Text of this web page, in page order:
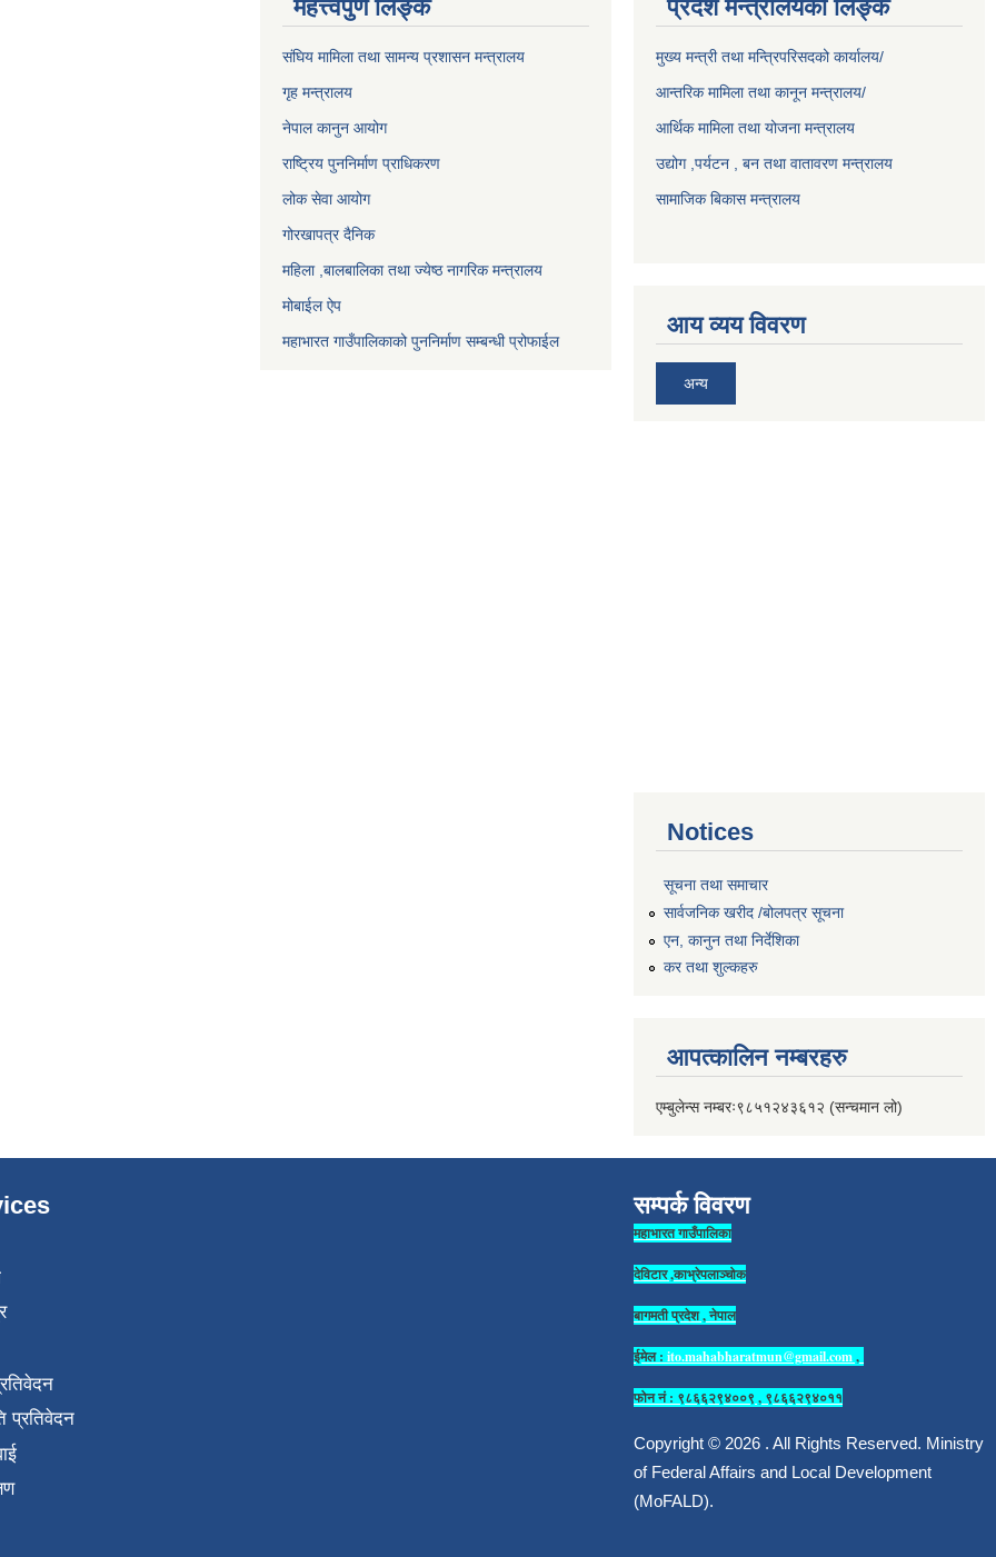
महत्त्वपुर्ण लिङ्क
संघिय मामिला तथा सामन्य प्रशासन मन्त्रालय
गृह मन्त्रालय
नेपाल कानुन आयोग
राष्ट्रिय पुननिर्माण प्राधिकरण
लोक सेवा आयोग
गोरखापत्र दैनिक
महिला ,बालबालिका तथा ज्येष्ठ नागरिक मन्त्रालय
मोबाईल ऐप
महाभारत गाउँपालिकाको पुननिर्माण सम्बन्धी प्रोफाईल
प्रदेश मन्त्रालयको लिङ्क
मुख्य मन्त्री तथा मन्त्रिपरिसदको कार्यालय/
आन्तरिक मामिला तथा कानून मन्त्रालय/
आर्थिक मामिला तथा योजना मन्त्रालय
उद्योग ,पर्यटन , बन तथा वातावरण मन्त्रालय
सामाजिक बिकास मन्त्रालय
आय व्यय विवरण
अन्य
Notices
सूचना तथा समाचार
सार्वजनिक खरीद /बोलपत्र सूचना
एन, कानुन तथा निर्देशिका
कर तथा शुल्कहरु
आपत्कालिन नम्बरहरु
एम्बुलेन्स नम्बरः९८५१२४३६१२ (सन्चमान लो)
प्रतिवेदन
सम्पर्क विवरण
महाभारत गाउँपालिका
देविटार ,काभ्रेपलाञ्चोक
बागमती प्रदेश , नेपाल
ईमेल : ito.mahabharatmun@gmail.com,
फोन नं : ९८६६२९४००९ , ९८६६२९४०११
Copyright © 2026 . All Rights Reserved. Ministry
of Federal Affairs and Local Development
(MoFALD).